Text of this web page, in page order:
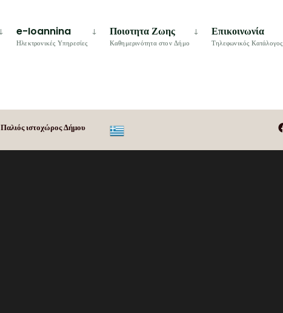
e-Ioannina
Ηλεκτρονικές Υπηρεσίες
Ποιοτητα Ζωης
Καθημερινότητα στον Δήμο
Επικοινωνία
Τηλεφωνικός Κατάλογος
Παλιός ιστοχώρος Δήμου